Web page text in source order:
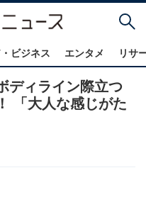
ビジネス エンタメ リサ
ディライン際立つ
「大人な感じがた